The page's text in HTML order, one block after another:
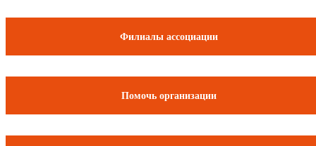
Филиалы ассоциации
Помочь организации